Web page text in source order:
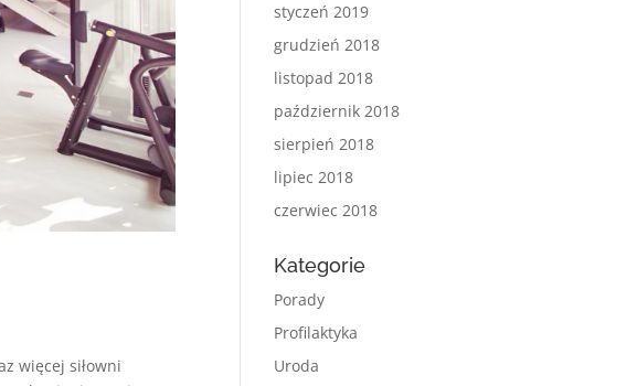
więcej siłowni
styczeń 2019
grudzień 2018
listopad 2018
październik 2018
sierpień 2018
lipiec 2018
czerwiec 2018
Kategorie
Porady
Profilaktyka
Uroda